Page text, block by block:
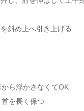
斜め上へ引き上げる
から浮かさなくてOK
首を長く保つ